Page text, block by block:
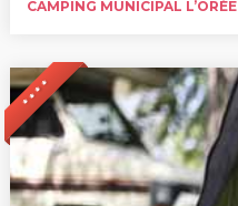
CAMPING MUNICIPAL
* * * *